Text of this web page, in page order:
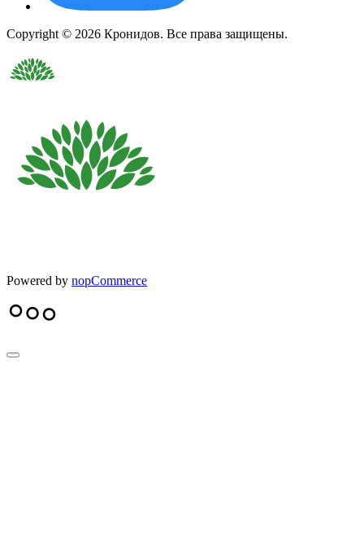
Copyright © 2026 Кронидов. Все права защищены.
Powered by nopCommerce